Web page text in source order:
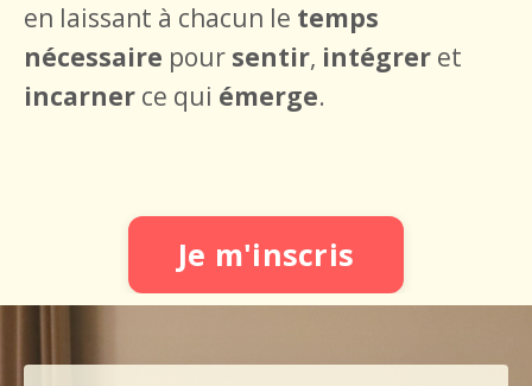
en laissant à chacun le temps
nécessaire pour sentir, intégrer et
incarner ce qui émerge.
Je m'inscris